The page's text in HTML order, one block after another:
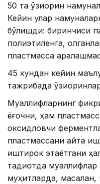
50 та қўзиқорин
Кейин улар
бўлишди: биринчиси
полиэтиленга,
пластмасса
45 кундан кейин
тажрибада
Муаллифларнинг
ёғочни, ҳам
оксидловчи
пластмассани қайта
иштирок этаётгани
тадқиқотда
муҳитларда, масалан,